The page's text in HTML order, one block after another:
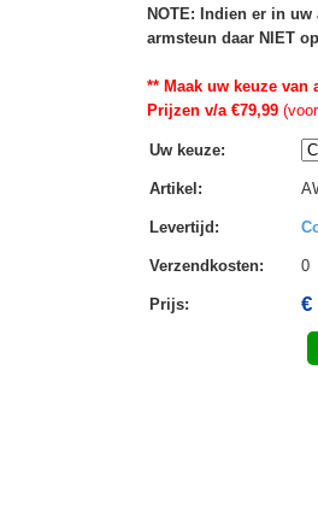
NOTE: Indien er in
armsteun daar NIET
** Maak uw keuze van
Prijzen v/a €79,99
Uw keuze:
Artikel :
Levertijd :
Verzendkosten: 0
Prijs: €